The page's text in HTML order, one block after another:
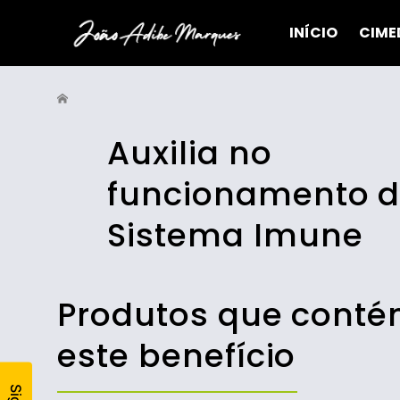
INÍCIO
Auxilia no
funcionamento
Sistema Imune
Produtos que
este benefício